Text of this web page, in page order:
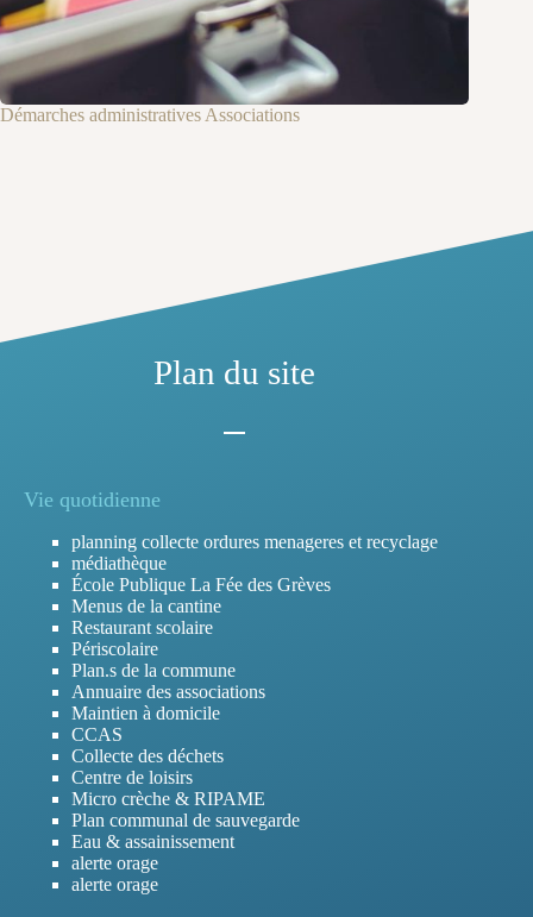
Démarches administratives Associations
Plan du site
Vie quotidienne
planning collecte ordures menageres et recyclage
médiathèque
École Publique La Fée des Grèves
Menus de la cantine
Restaurant scolaire
Périscolaire
Plan.s de la commune
Annuaire des associations
Maintien à domicile
CCAS
Collecte des déchets
Centre de loisirs
Micro crèche & RIPAME
Plan communal de sauvegarde
Eau & assainissement
alerte orage
alerte orage